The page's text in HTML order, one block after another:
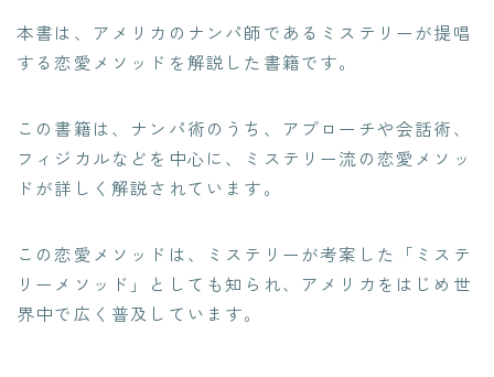
本書は、アメリカのナンパ師であるミステリーが提唱
する恋愛メソッドを解説した書籍です。
この書籍は、ナンパ術のうち、アプローチや会話術、
フィジカルなどを中心に、ミステリー流の恋愛メソッ
ドが詳しく解説されています。
この恋愛メソッドは、ミステリーが考案した「ミステ
リーメソッド」としても知られ、アメリカをはじめ世
界中で広く普及しています。